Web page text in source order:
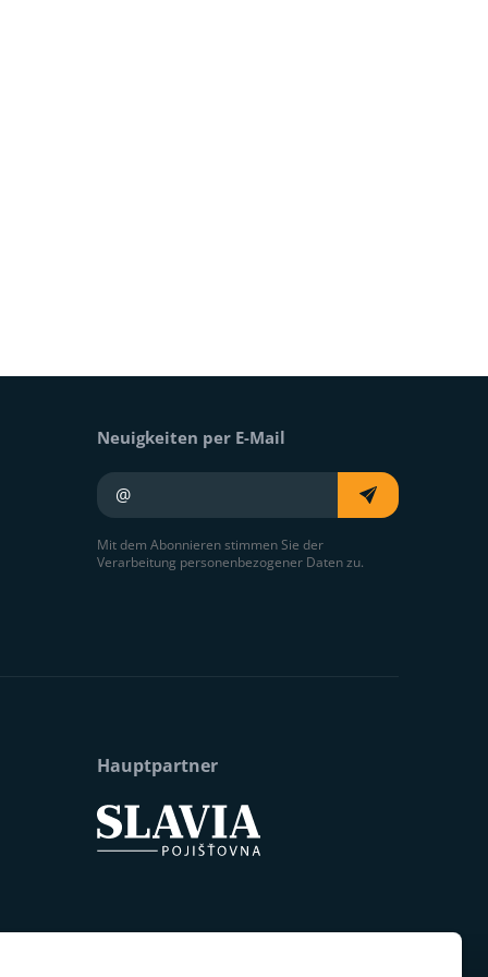
Neuigkeiten per E-Mail
Ihre E-Mail
Mit dem Abonnieren stimmen Sie der
Verarbeitung personenbezogener Daten zu.
Hauptpartner